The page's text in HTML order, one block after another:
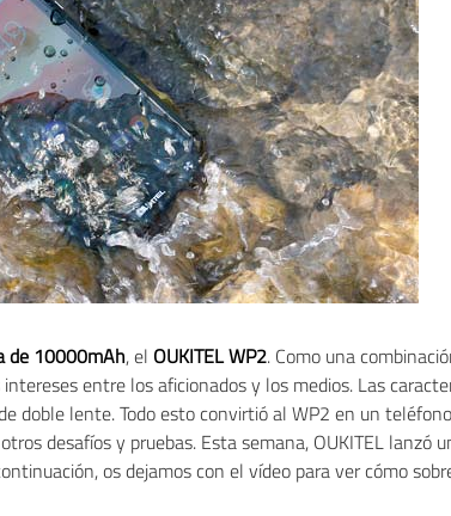
de 10000mAh, el OUKITEL WP2. Como una
entre los aficionados y los medios. Las
doble lente. Todo esto convirtió al WP2 en un
desafíos y pruebas. Esta semana, OUKITEL lanzó
os dejamos con el vídeo para ver cómo